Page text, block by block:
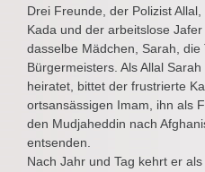
Drei Freunde, der Polizist
Kada und der arbeitslose
dasselbe Mädchen, Sarah, die
Bürgermeisters. Als Allal
heiratet, bittet der frustrierte
ortsansässigen Imam, ihn als
den Mudjaheddin nach
entsenden.
Nach Jahr und Tag kehrt er